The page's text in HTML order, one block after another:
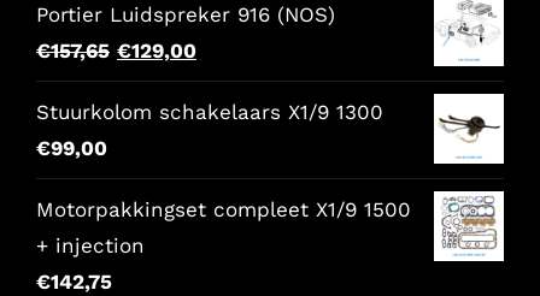
Portier Luidspreker 916 (NOS)
€157,65 Il
prezzo
originale
€129,00Il
prezzo
attuale
Stuurkolom schakelaars X1/9 1300
€99,00
Motorpakkingset compleet X1/9 1500
+ injection
€142,75